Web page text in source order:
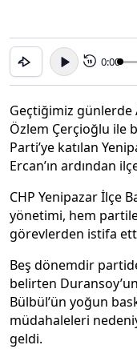
15 0:00
Geçtiğimiz günlerde
Özlem Çerçioğlu ile
Parti’ye katılan
Ercan’ın ardından
CHP Yenipazar İlçe
yönetimi, hem
görevlerden istifa
Beş dönemdir
belirten
Bülbül’ün yoğun
müdahaleleri
geldi.